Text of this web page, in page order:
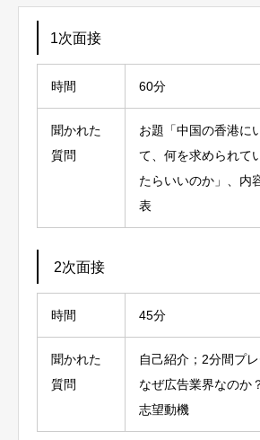
1次面接
時間 60分
聞かれた
質問
お題「中国の香港に
て、何を求められて
たらいいのか」、 内
表
2次面接
時間 45分
聞かれた
質問
自己紹介；2分間プ
なぜ広告業界なのか
志望動機